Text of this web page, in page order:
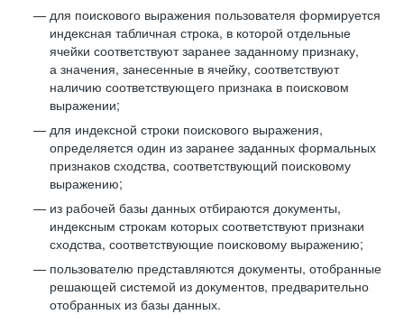
для поискового выражения пользователя формируется
индексная табличная строка, в которой отдельные
ячейки соответствуют заранее заданному признаку,
а значения, занесенные в ячейку, соответствуют
наличию соответствующего признака в поисковом
выражении;
для индексной строки поискового выражения,
определяется один из заранее заданных формальных
признаков сходства, соответствующий поисковому
выражению;
из рабочей базы данных отбираются документы,
индексным строкам которых соответствуют признаки
сходства, соответствующие поисковому выражению;
пользователю представляются документы, отобранные
решающей системой из документов, предварительно
отобранных из базы данных.